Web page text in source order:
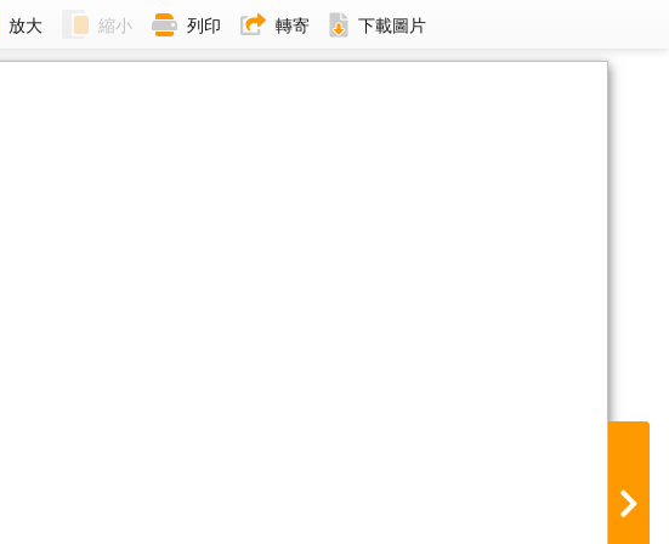
放大 縮小 列印 轉寄 下載圖片